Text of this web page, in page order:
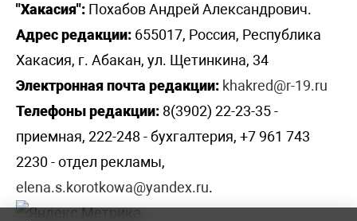
"Хакасия": Похабов Андрей Александрович.
Адрес редакции: 655017, Россия, Республика
Хакасия, г. Абакан, ул. Щетинкина, 34
Электронная почта редакции: khakred@r-19.ru
Телефоны редакции: 8(3902) 22-23-35 -
приемная, 222-248 - бухгалтерия, +7 961 743
2230 - отдел рекламы,
elena.s.korotkowa@yandex.ru.